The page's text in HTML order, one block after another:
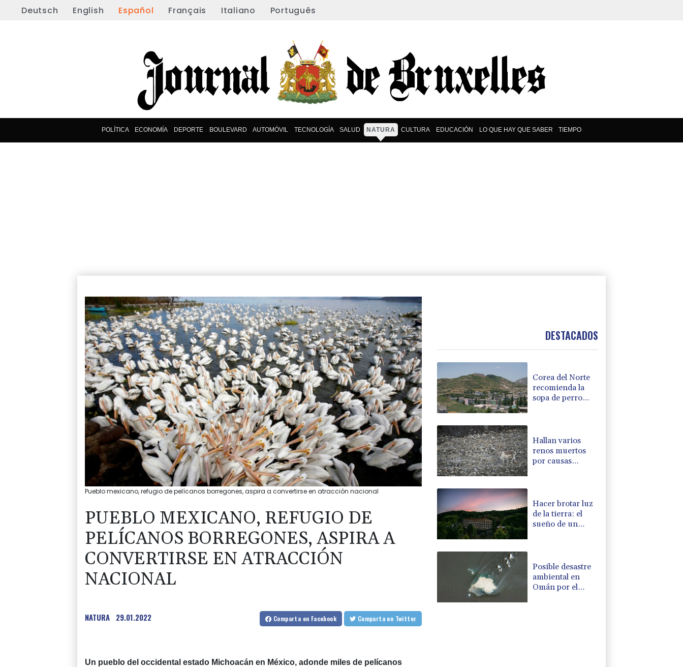
Deutsch English Español Français Italiano Português
POLÍTICA ECONOMÍA DEPORTE BOULEVARD AUTOMÓVIL TECNOLOGÍA SALUD NATURA CULTURA EDUCACIÓN LO QUE HAY QUE SABER TIEMPO
Pueblo mexicano, refugio de pelícanos borregones, aspira a convertirse en atracción nacional
PUEBLO MEXICANO, REFUGIO DE
PELÍCANOS BORREGONES, ASPIRA A
CONVERTIRSE EN ATRACCIÓN
NACIONAL
NATURA 29.01.2022 Comparta en Facebook Comparta en Twitter
Un pueblo del occidental estado Michoacán en México, adonde miles de pelícanos
DESTACADOS
Corea del Norte
recomienda la
sopa de perro
Hallan varios
renos muertos
por causas
Hacer brotar luz
de la tierra: el
sueño de un
Posible desastre
ambiental en
Omán por el